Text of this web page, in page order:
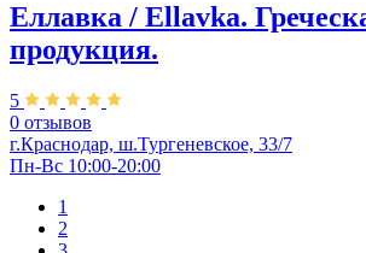
Еллавка / Ellavka.
продукция.
5
0 отзывов
г.Краснодар, ш.Тургеневское, 33/7
Пн-Вс 10:00-20:00
1
2